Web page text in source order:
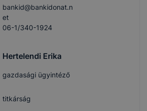
bankid@bankidonat.n
et
06-1/340-1924
Hertelendi Erika
gazdasági ügyintéző
titkárság